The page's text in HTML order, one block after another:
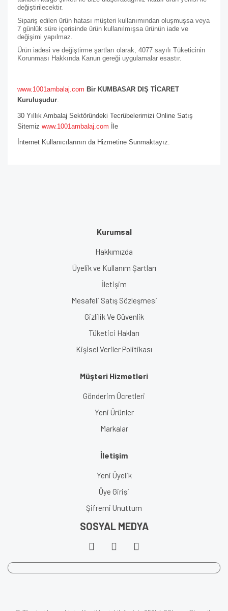
değiştirilecektir.
Sipariş edilen ürün hatası müşteri kullanımından oluşmuşsa veya
7 günlük süre içerisinde ürün kullanılmışsa ürünün iade ve
değişimi yapılmaz.
Ürün iadesi ve değiştirme şartları olarak, 4077 sayılı Tüketicinin
Korunması Hakkında Kanun gereği uygulamalar esastır.
www.1001ambalaj.com Bir KUMBASAR DIŞ TİCARET
Kuruluşudur
30 Yıllık Ambalaj Sektöründeki Tecrübelerimizi Online Satış
Sitemiz www.1001ambalaj.com İle
İnternet Kullanıcılarının da Hizmetine Sunmaktayız.
Kurumsal
Hakkımızda
Üyelik ve Kullanım Şartları
İletişim
Mesafeli Satış Sözleşmesi
Gizlilik Ve Güvenlik
Tüketici Hakları
Kişisel Veriler Politikası
Müşteri Hizmetleri
Gönderim Ücretleri
Yeni Ürünler
Markalar
İletişim
Yeni Üyelik
Üye Girişi
Şifremi Unuttum
SOSYAL MEDYA